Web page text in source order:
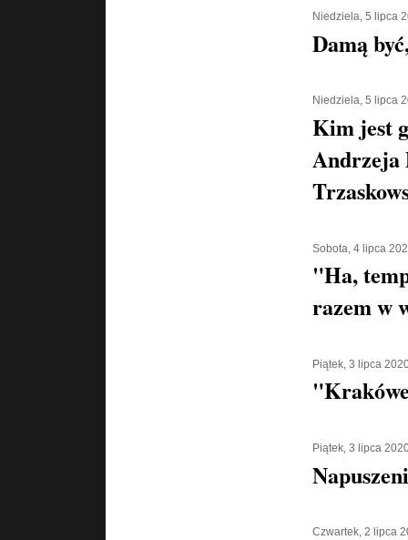
Niedziela, 5 lipca
Damą
Niedziela, 5 lipca
Kim jest
Andrzeja
Sobota, 4 lipca
"Ha,
razem w
Piątek, 3 lipca
Piątek, 3 lipca
Czwartek, 2 lipca